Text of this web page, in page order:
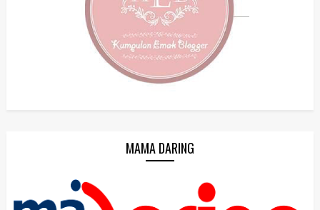
MAMA DARING